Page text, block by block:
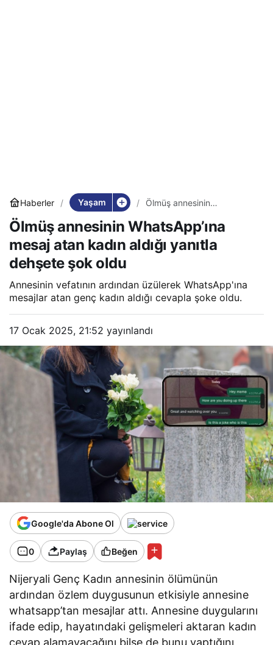
Haberler Yaşam
Ölmüş annesinin
kadın aldığı yanıtla dehşete
şok oldu
Ölmüş annesinin WhatsApp’ına
mesaj atan kadın aldığı yanıtla
dehşete şok oldu
Annesinin vefatının ardından üzülerek WhatsApp'ına
mesajlar atan genç kadın aldığı cevapla şoke oldu.
17 Ocak 2025, 21:52 yayınlandı
Google'da Abone Ol
0 Paylaş Beğen
Nijeryali Genç Kadın annesinin ölümünün
ardından özlem duygusunun etkisiyle annesine
whatsapp’tan mesajlar attı. Annesine duygularını
ifade edip, hayatındaki gelişmeleri aktaran kadın
cevap alamayacağını bilse de bunu yaptığını